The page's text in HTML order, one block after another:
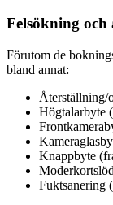
Felsökning
Förutom de
bland annat:
Återställning/
Högtalarbyte
Knappbyte
Fuktsanering